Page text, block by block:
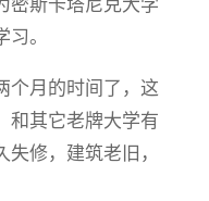
密斯卡塔尼克大学
。
个月的时间了，这
和其它老牌大学有
修，建筑老旧，